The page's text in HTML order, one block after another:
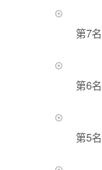
第7
第6
第5